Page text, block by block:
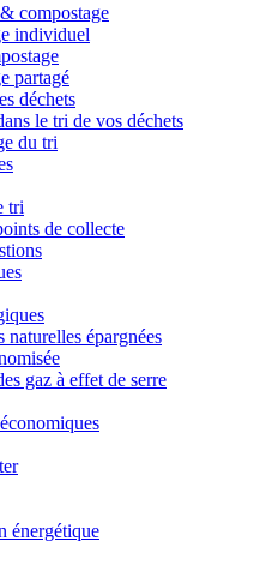
compostage
individuel
partagé
déchets
le tri de vos déchets
du tri
tri
de collecte
naturelles épargnées
gaz à effet de serre
énergétique